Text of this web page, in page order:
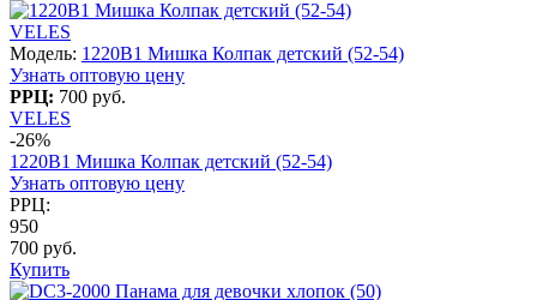
VELES
Модель: 1220B1 Мишка Колпак детский (52-54)
Узнать оптовую цену
РРЦ: 700 руб.
VELES
-26%
1220B1 Мишка Колпак детский (52-54)
Узнать оптовую цену
РРЦ:
950
700 руб.
Купить